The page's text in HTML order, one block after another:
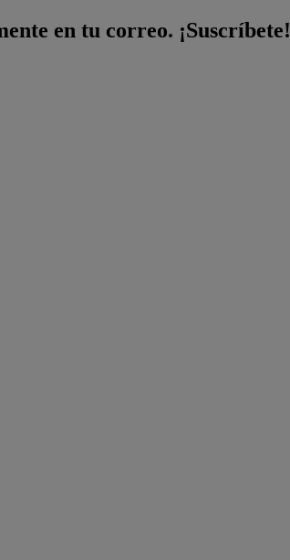
en tu correo. ¡Suscríbete!